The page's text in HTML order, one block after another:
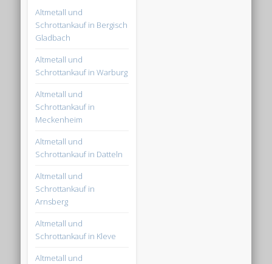
Altmetall und
Schrottankauf in Bergisch
Gladbach
Altmetall und
Schrottankauf in Warburg
Altmetall und
Schrottankauf in
Meckenheim
Altmetall und
Schrottankauf in Datteln
Altmetall und
Schrottankauf in
Arnsberg
Altmetall und
Schrottankauf in Kleve
Altmetall und